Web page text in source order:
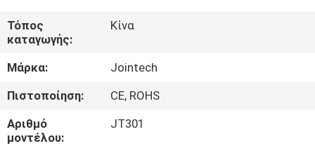
ΠΕΡΊΠΟΥ
ΕΜΕΊΣ
ΓΎΡΟΣ
ΕΡΓΟΣΤΑΣΊΩΝ
Τόπος
καταγωγής:
Κίνα
Μάρκα:
Jointech
Πιστοποίηση:
CE, ROHS
Αριθμό
μοντέλου:
JT301